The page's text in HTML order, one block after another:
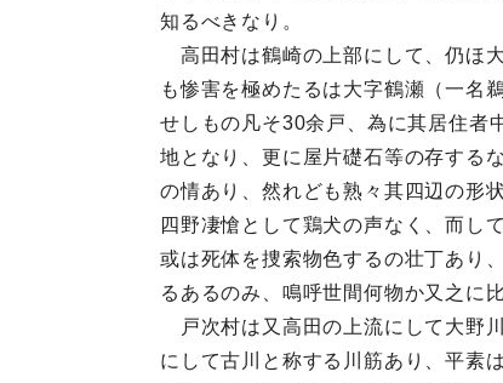
知るべきなり。
高田村は鶴崎の上部にして、仍ほ
も惨害を極めたるは大字鶴瀬（一名
せしもの凡そ30余戸、為に其居住者
地となり、更に屋片礎石等の存する
の情あり、然れども熟々其四辺の形
四野凄愴として鶏犬の声なく、而し
或は死体を捜索物色するの壮丁あり
るあるのみ、鳴呼世間何物か又之に
戸次村は又高田の上流にして大野
にして古川と称する川筋あり、平素